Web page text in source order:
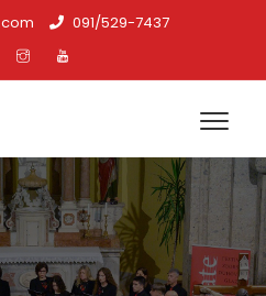
091/529-7437